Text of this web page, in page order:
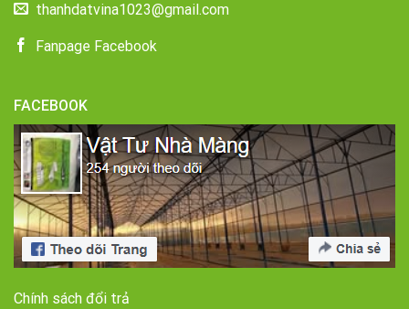
thanhdatvina1023@gmail.com
Fanpage Facebook
FACEBOOK
Chính sách đổi trả